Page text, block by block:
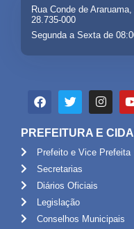
Rua Conde de
28.735-000
Segunda a Sexta de
PREFEITURA E
Prefeito e Vice Prefeita
Secretarias
Diários Oficiais
Legislação
Conselhos Municipais